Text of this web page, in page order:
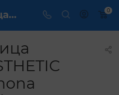
Крем для лица сияние AESTHETIC GLOW Farmona Professional 150 мл купить по выгодной цене в интернет магазине 0